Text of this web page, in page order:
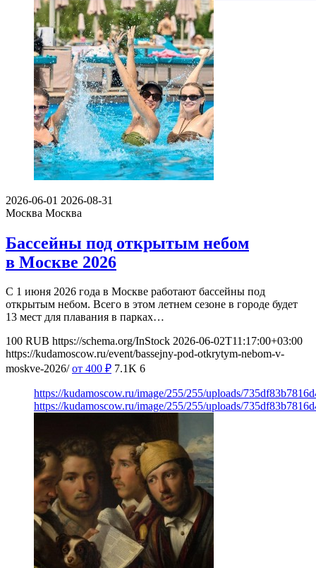
2026-06-01 2026-08-31
Москва Москва
Бассейны под открытым небом
в Москве 2026
С 1 июня 2026 года в Москве работают бассейны под
открытым небом. Всего в этом летнем сезоне в городе будет
13 мест для плавания в парках…
100 RUB https://schema.org/InStock 2026-06-02T11:17:00+03:00
https://kudamoscow.ru/event/bassejny-pod-otkrytym-nebom-v-
moskve-2026/ от 400 ₽ 7.1K 6
https://kudamoscow.ru/image/255/255/uploads/
https://kudamoscow.ru/image/255/255/uploads/